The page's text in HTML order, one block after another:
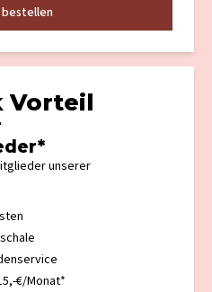
Vorteil
unserer
€/Monat*